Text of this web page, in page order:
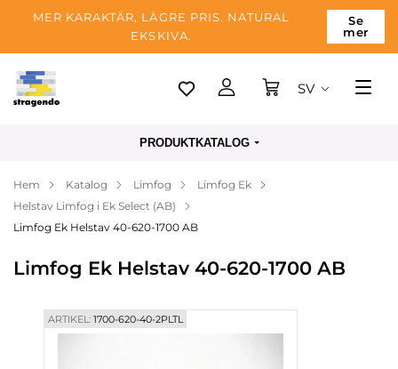
MER KARAKTÄR, LÄGRE PRIS. NATURAL
EKSKIVA.
Se
mer
Tallinn
Betalning
Om företaget
Blogg
SV
PRODUKTKATALOG
Hem Katalog Limfog
Limfog Ek
Helstav Limfog i Ek Select (AB)
Limfog Ek Helstav 40-620-1700 AB
Limfog Ek Helstav 40-620-1700 AB
ARTIKEL:1700-620-40-2PLTL